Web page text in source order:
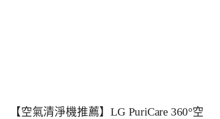
【空氣清淨機推薦】LG PuriCare 360°空